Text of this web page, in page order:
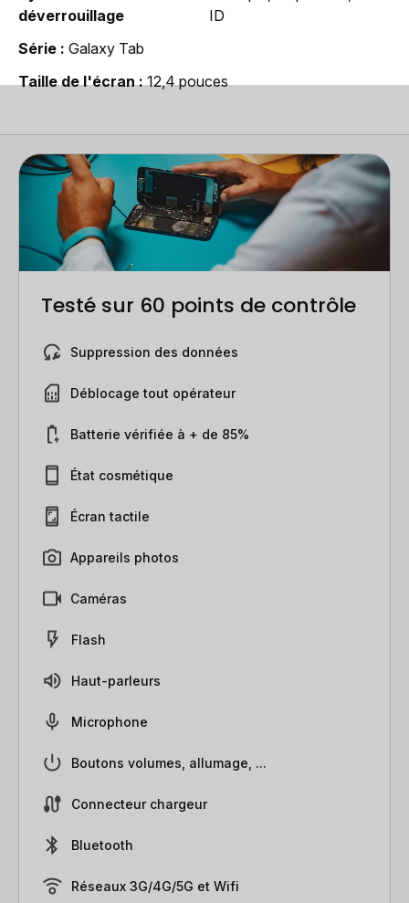
déverrouillage
ID
Série
Galaxy Tab
Taille de l'écran
12,4 pouces
Testé sur 60 points de contrôle
Suppression des données
Déblocage tout opérateur
Batterie vérifiée à + de 85%
État cosmétique
Écran tactile
Appareils photos
Caméras
Flash
Haut-parleurs
Microphone
Boutons volumes, allumage, ...
Connecteur chargeur
Bluetooth
Réseaux 3G/4G/5G et Wifi